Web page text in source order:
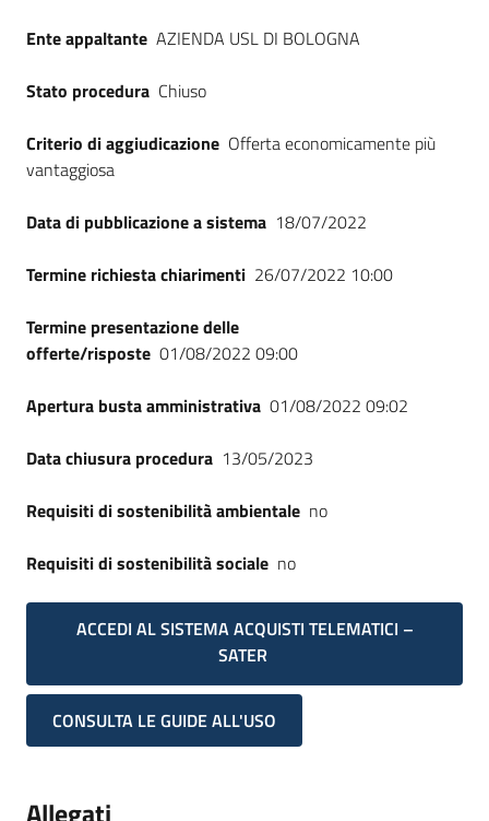
Ente appaltante AZIENDA USL DI BOLOGNA
Stato procedura Chiuso
Criterio di aggiudicazione Offerta economicamente più
vantaggiosa
Data di pubblicazione a sistema 18/07/2022
Termine richiesta chiarimenti 26/07/2022 10:00
Termine presentazione delle
offerte/risposte 01/08/2022 09:00
Apertura busta amministrativa 01/08/2022 09:02
Data chiusura procedura 13/05/2023
Requisiti di sostenibilità ambientale no
Requisiti di sostenibilità sociale no
ACCEDI AL SISTEMA ACQUISTI TELEMATICI –
SATER
CONSULTA LE GUIDE ALL'USO